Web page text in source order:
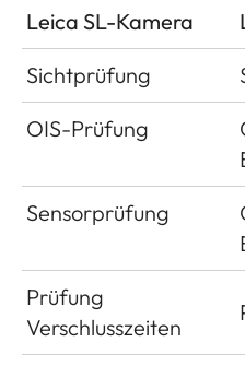
Leica SL-Kamera
Sichtprüfung
OIS-Prüfung
Sensorprüfung
Prüfung
Verschlusszeiten